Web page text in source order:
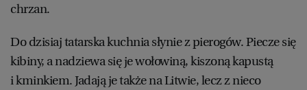
chrzan.
Do dzisiaj tatarska kuchnia słynie z pierogów. Piecze się
kibiny, a nadziewa się je wołowiną, kiszoną kapustą
i kminkiem. Jadają je także na Litwie, lecz z nieco